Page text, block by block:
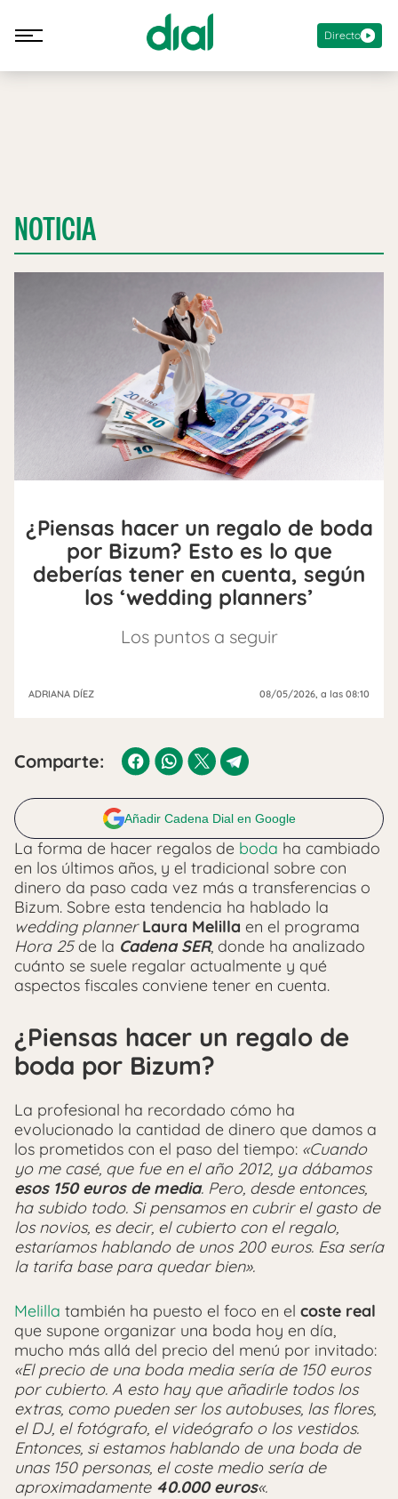
Directo
NOTICIA
¿Piensas hacer un regalo de boda
por Bizum? Esto es lo que
deberías tener en cuenta, según
los ‘wedding planners’
Los puntos a seguir
ADRIANA DÍEZ 08/05/2026, a las 08:10
Comparte:
Añadir Cadena Dial en Google
La forma de hacer regalos de boda ha cambiado
en los últimos años, y el tradicional sobre con
dinero da paso cada vez más a transferencias o
Bizum. Sobre esta tendencia ha hablado la
wedding planner Laura Melilla en el programa
Hora 25de la Cadena SER, donde ha analizado
cuánto se suele regalar actualmente y qué
aspectos fiscales conviene tener en cuenta.
¿Piensas hacer un regalo de
boda por Bizum?
La profesional ha recordado cómo ha
evolucionado la cantidad de dinero que damos a
los prometidos con el paso del tiempo: «Cuando
yo me casé, que fue en el año 2012, ya dábamos
esos 150 euros de media. Pero, desde entonces,
ha subido todo. Si pensamos en cubrir el gasto de
los novios, es decir, el cubierto con el regalo,
estaríamos hablando de unos 200 euros. Esa sería
la tarifa base para quedar bien».
Melilla también ha puesto el foco en el coste real
que supone organizar una boda hoy en día,
mucho más allá del precio del menú por invitado:
«El precio de una boda media sería de 150 euros
por cubierto. A esto hay que añadirle todos los
extras, como pueden ser los autobuses, las flores,
el DJ, el fotógrafo, el videógrafo o los vestidos.
Entonces, si estamos hablando de una boda de
unas 150 personas, el coste medio sería de
aproximadamente40.000 euros«.